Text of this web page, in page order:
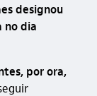
designou
no dia
por ora,